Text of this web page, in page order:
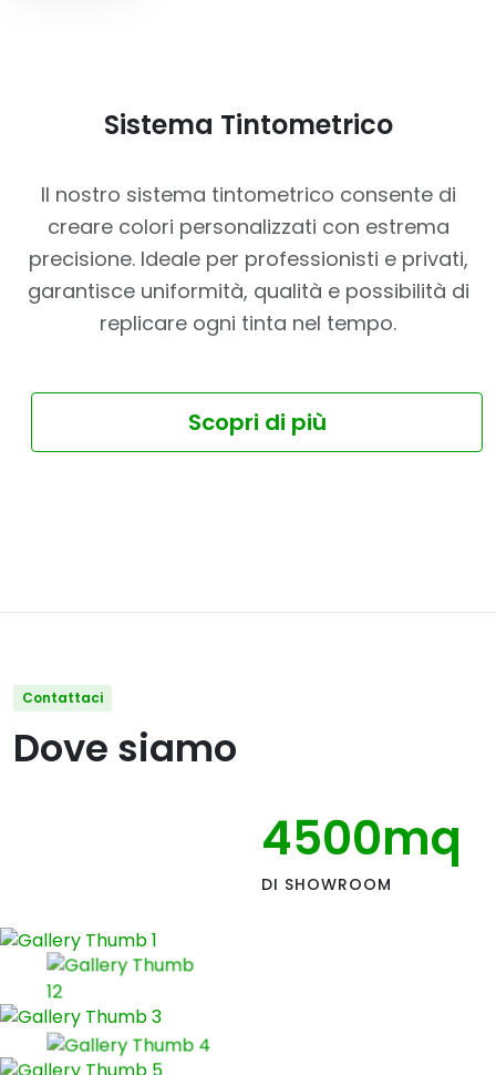
Sistema Tintometrico
Il nostro sistema tintometrico consente di
creare colori personalizzati con estrema
precisione. Ideale per professionisti e privati,
garantisce uniformità, qualità e possibilità di
replicare ogni tinta nel tempo.
Scopri di più
Contattaci
Dove siamo
4500mq
DI SHOWROOM